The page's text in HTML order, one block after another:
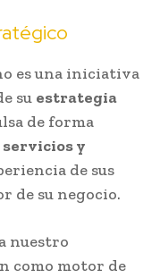
es una iniciativa
su estrategia
de forma
y
de sus
de su negocio.
nuestro
como motor de